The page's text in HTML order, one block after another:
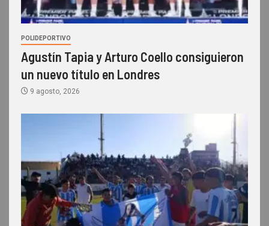
POLIDEPORTIVO
Agustín Tapia y Arturo Coello consiguieron
un nuevo título en Londres
9 agosto, 2026